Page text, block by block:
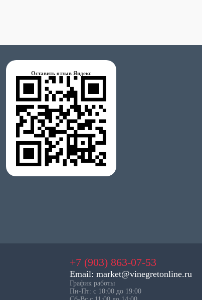
Оставить отзыв Яндекс
+7 (903) 863-07-53
Email: market@vinegretonline.ru
График работы
Пн-Пт: с 10:00 до 19:00